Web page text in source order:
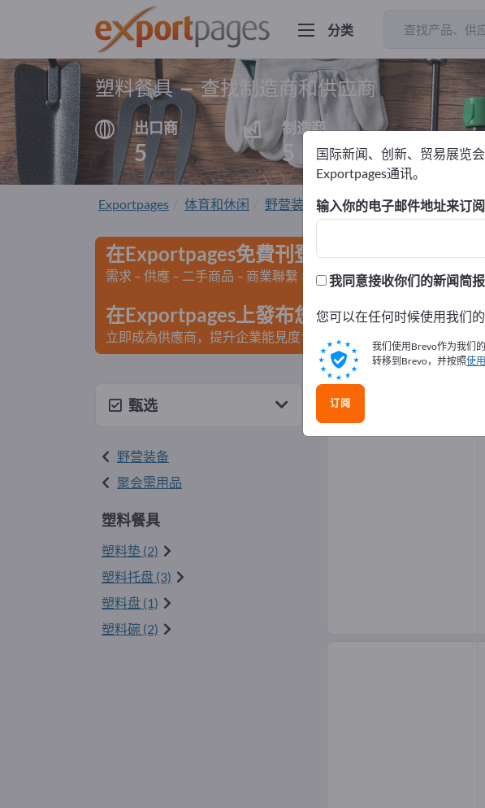
分类
塑料餐具 – 查找制造商和供应商
出口商
5
制造商
5
Exportpages 体育和休闲 野营装备 塑料餐具
在Exportpages免費刊登廣告！
需求 – 供應 – 二手商品 – 商業聯繫 >> 由此開始
在Exportpages上發布您的公司與產品資訊
立即成為供應商，提升企業能見度>> 點此發布資訊
甄选
野营装备
聚会需用品
塑料餐具
塑料垫 (2)
塑料托盘 (3)
塑料盘 (1)
塑料碗 (2)
塑料餐具 供應商
国际新闻、创新、贸易展览
Exportpages通讯。
输入你的电子邮件地址来订阅
我同意接收你们的新闻简
您可以在任何时候使用我们
我们使用Brevo作为我们
转移到Brevo，并按照使
订阅